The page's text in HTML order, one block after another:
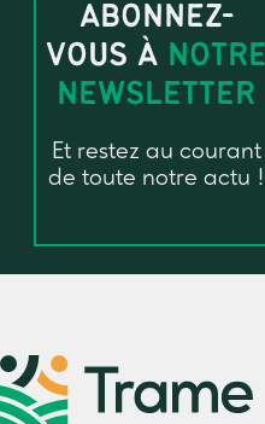
ABONNEZ-
VOUS À NOTRE
NEWSLETTER
Et restez au courant
de toute notre actu !